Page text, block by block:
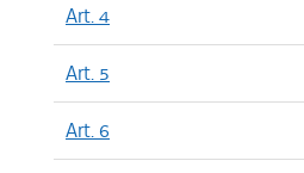
Art. 4
Art. 5
Art. 6